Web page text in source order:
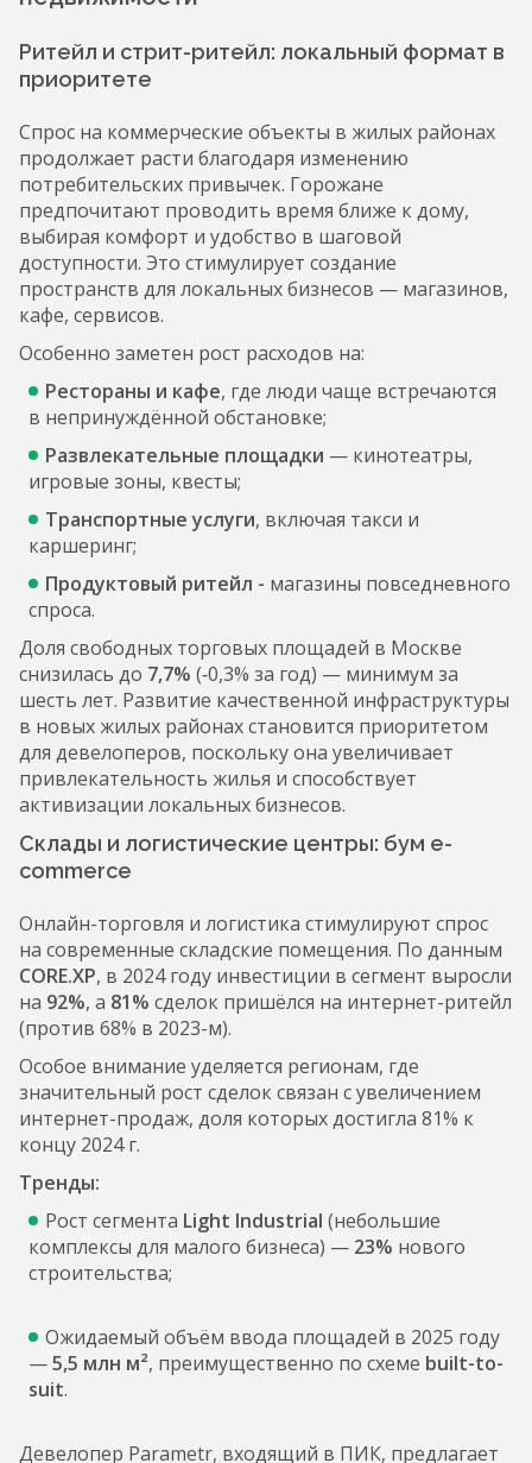
Ритейл и стрит-ритейл: локальный формат в
приоритете
Спрос на коммерческие объекты в жилых районах
продолжает расти благодаря изменению
потребительских привычек. Горожане
предпочитают проводить время ближе к дому,
выбирая комфорт и удобство в шаговой
доступности. Это стимулирует создание
пространств для локальных бизнесов — магазинов,
кафе, сервисов.
Особенно заметен рост расходов на:
Рестораны и кафе, где люди чаще встречаются
в непринуждённой обстановке;
Развлекательные площадки — кинотеатры,
игровые зоны, квесты;
Транспортные услуги, включая такси и
каршеринг;
Продуктовый ритейл - магазины повседневного
спроса.
Доля свободных торговых площадей в Москве
снизилась до 7,7% (‑0,3% за год) — минимум за
шесть лет. Развитие качественной инфраструктуры
в новых жилых районах становится приоритетом
для девелоперов, поскольку она увеличивает
привлекательность жилья и способствует
активизации локальных бизнесов.
Склады и логистические центры: бум e-
commerce
Онлайн-торговля и логистика стимулируют спрос
на современные складские помещения. По данным
CORE.XP, в 2024 году инвестиции в сегмент выросли
на 92%, а 81% сделок пришёлся на интернет-ритейл
(против 68% в 2023-м).
Особое внимание уделяется регионам, где
значительный рост сделок связан с увеличением
интернет-продаж, доля которых достигла 81% к
концу 2024 г.
Тренды:
Рост сегмента Light Industrial (небольшие
комплексы для малого бизнеса) — 23% нового
строительства;
Ожидаемый объём ввода площадей в 2025 году
—5,5 млн м², преимущественно по схеме built-to-
suit.
Девелопер Parametr, входящий в ПИК, предлагает